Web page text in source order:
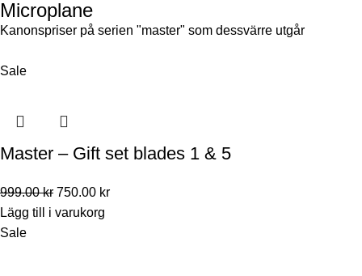
Microplane
Kanonspriser på serien "master" som dessvärre utgår
Sale
Master – Gift set blades 1 & 5
999.00kr 750.00 kr
Lägg till i varukorg
Sale